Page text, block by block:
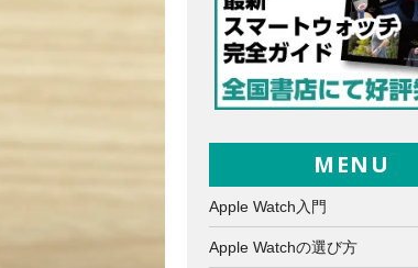
MENU
Apple Watch入門
Apple Watchの選び方